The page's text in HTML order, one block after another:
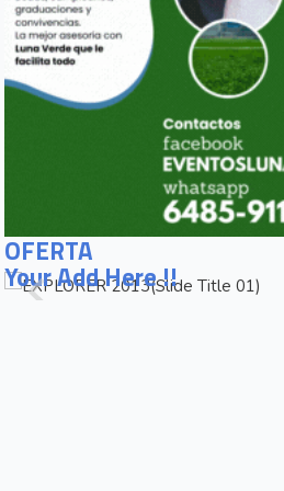
OFERTA
2013(Slide
EXPLORER
Your Add Here !!